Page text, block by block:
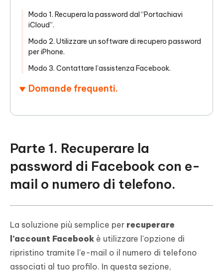
Modo 1. Recupera la password dal “Portachiavi
iCloud”.
Modo 2. Utilizzare un software di recupero password
per iPhone.
Modo 3. Contattare l’assistenza Facebook.
Domande frequenti.
Parte 1. Recuperare la
password di Facebook con e-
mail o numero di telefono.
La soluzione più semplice per recuperare
l’account Facebook è utilizzare l'opzione di
ripristino tramite l'e-mail o il numero di telefono
associati al tuo profilo. In questa sezione,